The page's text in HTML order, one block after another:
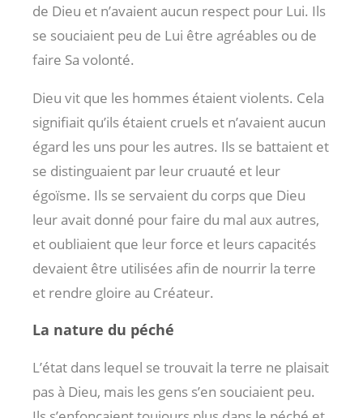
de Dieu et n’avaient aucun respect pour Lui. Ils
se souciaient peu de Lui être agréables ou de
faire Sa volonté.
Dieu vit que les hommes étaient violents. Cela
signifiait qu’ils étaient cruels et n’avaient aucun
égard les uns pour les autres. Ils se battaient et
se distinguaient par leur cruauté et leur
égoïsme. Ils se servaient du corps que Dieu
leur avait donné pour faire du mal aux autres,
et oubliaient que leur force et leurs capacités
devaient être utilisées afin de nourrir la terre
et rendre gloire au Créateur.
La nature du péché
L’état dans lequel se trouvait la terre ne plaisait
pas à Dieu, mais les gens s’en souciaient peu.